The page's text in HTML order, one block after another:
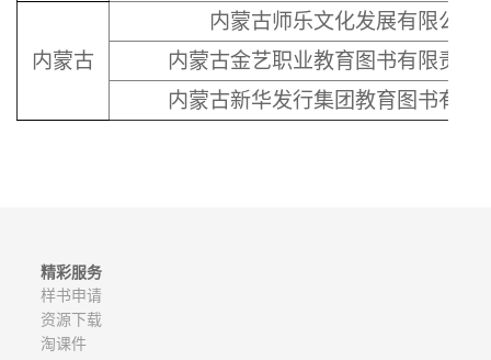
内蒙古
内蒙古师乐文化发展有限公司
内蒙古金艺职业教育图书有限责任
内蒙古新华发行集团教育图书有限
精彩服务
样书申请
资源下载
淘课件